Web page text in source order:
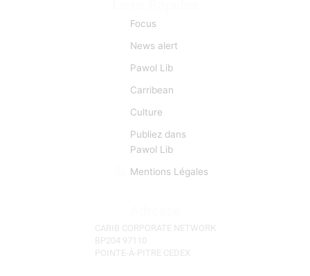
Focus
News alert
Pawol Lib
Carribean
Culture
Publiez dans
Pawol Lib
Mentions Légales
CARIB CORPORATE NETWORK
BP204 97110
POINTE-À-PITRE CEDEX